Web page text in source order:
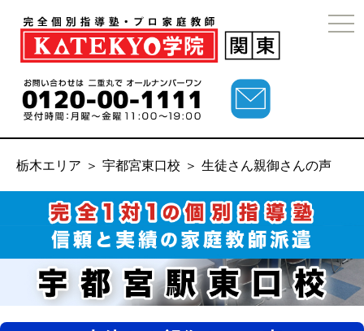
栃木エリア ＞ 宇都宮東口校 ＞ 生徒さん親御さんの声